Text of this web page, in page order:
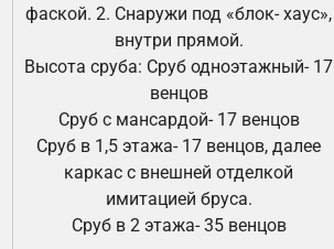
фаской. 2. Снаружи под «блок- хаус»,
внутри прямой.
Высота сруба: Сруб одноэтажный- 17
венцов
Сруб с мансардой- 17 венцов
Сруб в 1,5 этажа- 17 венцов, далее
каркас с внешней отделкой
имитацией бруса.
Сруб в 2 этажа- 35 венцов